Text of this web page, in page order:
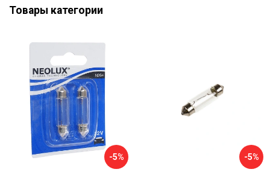
Товары категории
-5% -5%